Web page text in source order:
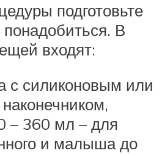
подготовьте
В
входят:
с силиконовым или
– 360 мл – для
и малыша до